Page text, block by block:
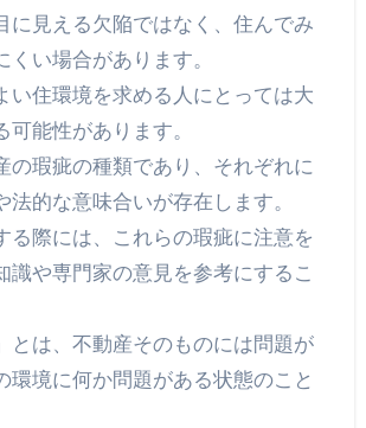
に見える欠陥ではなく、住んでみ
くい場合があります。
い住環境を求める人にとっては大
可能性があります。
の瑕疵の種類であり、それぞれに
法的な意味合いが存在します。
る際には、これらの瑕疵に注意を
識や専門家の意見を参考にするこ
とは、不動産そのものには問題が
環境に何か問題がある状態のこと